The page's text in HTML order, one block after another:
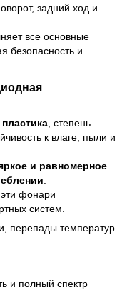
задний ход и
все основные
безопасность и
, степень
к влаге, пыли и
и равномерное
фонари
систем.
перепады температур
и полный спектр